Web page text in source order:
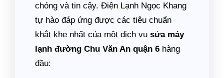
chóng và tin cậy. Điện Lạnh Ngọc Khang
tự hào đáp ứng được các tiêu chuẩn
khắt khe nhất của một dịch vụ sửa máy
lạnh đường Chu Văn An quận 6 hàng
đầu: